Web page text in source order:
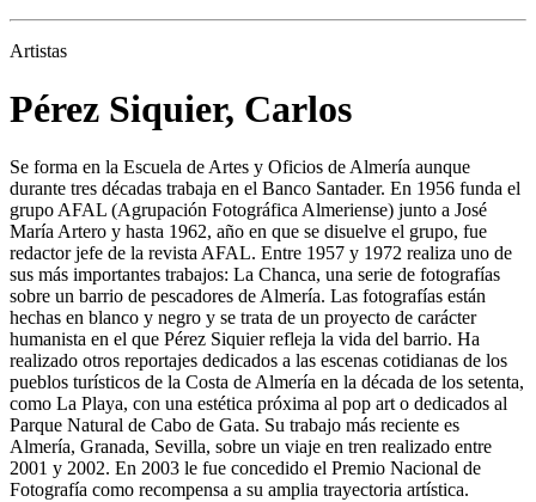
Artistas
Pérez Siquier, Carlos
Se forma en la Escuela de Artes y Oficios de Almería aunque
durante tres décadas trabaja en el Banco Santader. En 1956 funda el
grupo AFAL (Agrupación Fotográfica Almeriense) junto a José
María Artero y hasta 1962, año en que se disuelve el grupo, fue
redactor jefe de la revista AFAL. Entre 1957 y 1972 realiza uno de
sus más importantes trabajos: La Chanca, una serie de fotografías
sobre un barrio de pescadores de Almería. Las fotografías están
hechas en blanco y negro y se trata de un proyecto de carácter
humanista en el que Pérez Siquier refleja la vida del barrio. Ha
realizado otros reportajes dedicados a las escenas cotidianas de los
pueblos turísticos de la Costa de Almería en la década de los setenta,
como La Playa, con una estética próxima al pop art o dedicados al
Parque Natural de Cabo de Gata. Su trabajo más reciente es
Almería, Granada, Sevilla, sobre un viaje en tren realizado entre
2001 y 2002. En 2003 le fue concedido el Premio Nacional de
Fotografía como recompensa a su amplia trayectoria artística.